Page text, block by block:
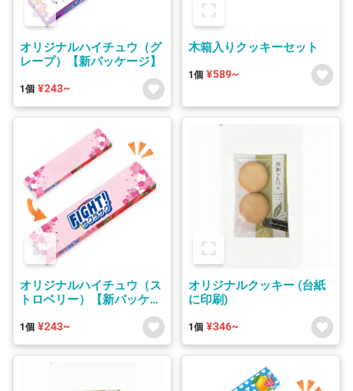
オリジナルハイチュウ（グ
レープ）【新パッケージ】
1個 ¥243~
木箱入りクッキーセット
1個 ¥589~
オリジナルハイチュウ（ス
トロベリー）【新パッケー
1個 ¥243~
オリジナルクッキー (台紙
に印刷)
1個 ¥346~